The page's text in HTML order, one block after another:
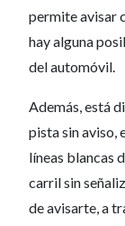
permite avisar
hay alguna
del automóvil.
Además, está
pista sin aviso,
líneas blancas
carril sin
de avisarte, a